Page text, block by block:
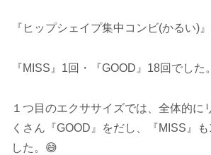
『ヒップシェイプ集中コンビ(かるい)』
『MISS』1回・『GOOD』18回でした
１つ目のエクササイズでは、全体的に
くさん『GOOD』をだし、『MISS』
した。😅